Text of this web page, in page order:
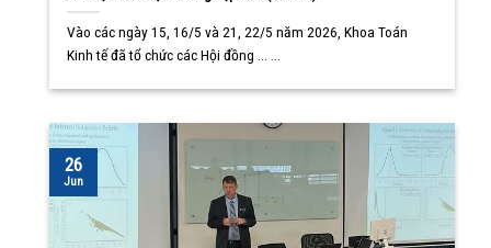
Vào các ngày 15, 16/5 và 21, 22/5 năm 2026, Khoa Toán
Kinh tế đã tổ chức các Hội đồng ... ...
26
Jun